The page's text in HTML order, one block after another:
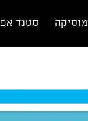
מוסיקה סטנד אפ